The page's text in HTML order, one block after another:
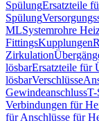
SpülungErsatzteile
Spülung
MLSystemrohre
FittingsKupplungen
Zirkulation
lösbarErsatzteile für
lösbarVerschlüsse
GewindeanschlussT-
Verbindungen für
für Anschlüsse für